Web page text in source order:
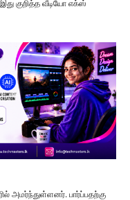
குறித்த வீடியோ எக்ஸ்
அமர்ந்துள்ளனர். பார்ப்பதற்கு